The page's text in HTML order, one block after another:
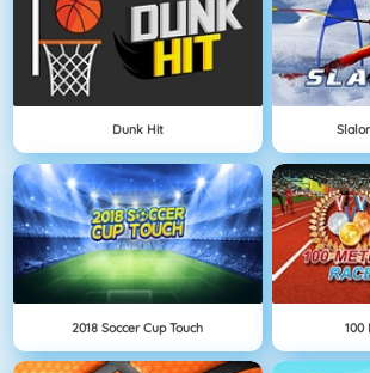
Dunk Hit
2018 Soccer Cup Touch 100